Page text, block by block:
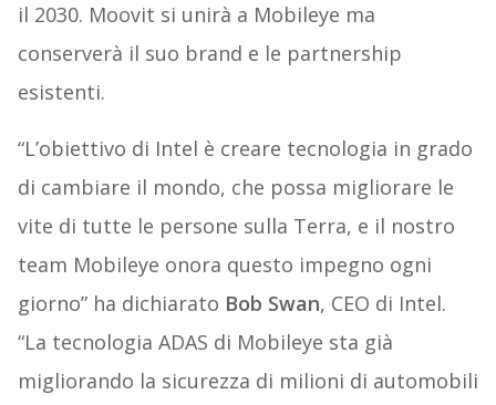
il 2030. Moovit si unirà a Mobileye ma
conserverà il suo brand e le partnership
esistenti.
“L’obiettivo di Intel è creare tecnologia in grado
di cambiare il mondo, che possa migliorare le
vite di tutte le persone sulla Terra, e il nostro
team Mobileye onora questo impegno ogni
giorno” ha dichiarato Bob Swan, CEO di Intel.
“La tecnologia ADAS di Mobileye sta già
migliorando la sicurezza di milioni di automobili